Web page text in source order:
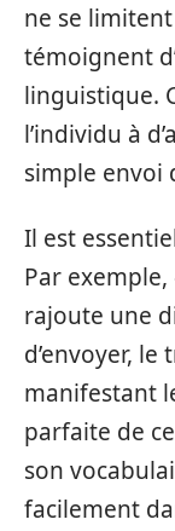
ne se
témoignent
linguistique.
l’individu à
simple envoi
Il est
Par
rajoute une
d’envoyer,
manifestant
parfaite de
son
facilement